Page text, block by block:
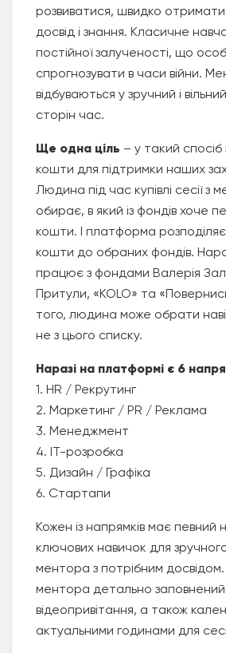
розвиватися, швидко отримати
досвід і знання. Класичне
постійної залученості, що
спрогнозувати в часи війни.
відбуваються у зручний і
сторін час.
Ще одна ціль – у такий
кошти для підтримки наших
Людина під час купівлі сесії з
обирає, в який із фондів хоче
кошти. І платформа
кошти до обраних фондів.
працює з фондами Валерія
Притули, «KOLO» та
того, людина може обрати
не з цього списку.
Наразі на платформі є 6
1. HR / Рекрутинг
2. Маркетинг / PR / Реклама
3. Менеджмент
4. IT-розробка
5. Дизайн / Графіка
6. Стартапи
Кожен із напрямків має певний
ключових навичок для
ментора з потрібним
ментора детально
відеопривітання, а також
актуальними годинами для